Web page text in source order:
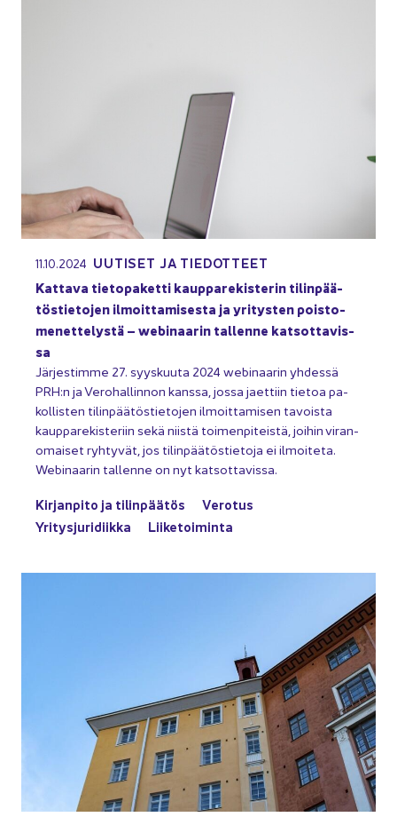
11.10.2024 UU­TI­SET JA TIE­DOT­TEET
Kat­ta­va tie­to­pa­ket­ti kaup­pa­re­kis­te­rin ti­lin­pää­
tös­tie­to­jen il­moit­ta­mi­ses­ta ja yri­tys­ten pois­to­
me­net­te­lys­tä – webinaarin tal­len­ne kat­sot­ta­vis­
sa
Jär­jes­tim­me 27. syys­kuu­ta 2024 webinaarin yh­des­sä
PRH:n ja Ve­ro­hal­lin­non kans­sa, jossa jaet­tiin tie­toa pa­
kol­lis­ten ti­lin­pää­tös­tie­to­jen il­moit­ta­mi­sen ta­vois­ta
kaup­pa­re­kis­te­riin sekä niis­tä toi­men­pi­teis­tä, joi­hin vi­ran­
omai­set ryh­ty­vät, jos ti­lin­pää­tös­tie­to­ja ei il­moi­te­ta.
Webinaarin tal­len­ne on nyt kat­sot­ta­vis­sa.
Kir­jan­pi­to ja ti­lin­pää­tös
Ve­ro­tus
Yri­tys­ju­ri­diik­ka
Lii­ke­toi­min­ta